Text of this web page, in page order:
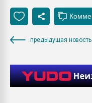
предыдущая новость